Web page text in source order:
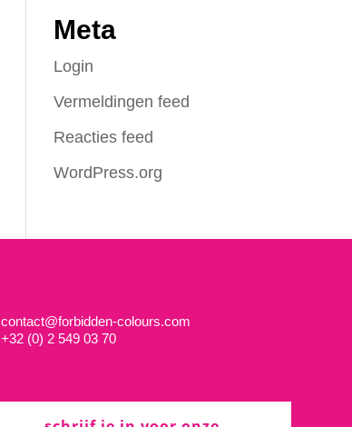
Meta
Login
Vermeldingen feed
Reacties feed
WordPress.org
contact@forbidden-colours.com
+32 (0) 2 549 03 70